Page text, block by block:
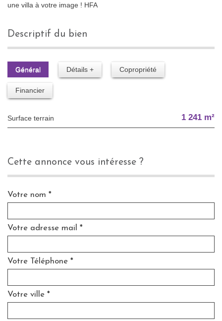
une villa à votre image ! HFA
descriptif du bien
Général Détails + Copropriété
Financier
surface terrain 1 241 m²
cette annonce vous intéresse ?
Votre nom *
Votre adresse mail *
Votre Téléphone *
Votre ville *